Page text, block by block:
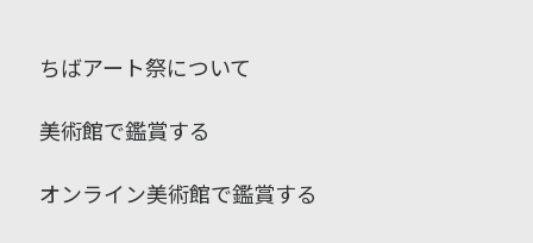
ちばアート祭について
美術館で鑑賞する
オンライン美術館で鑑賞する